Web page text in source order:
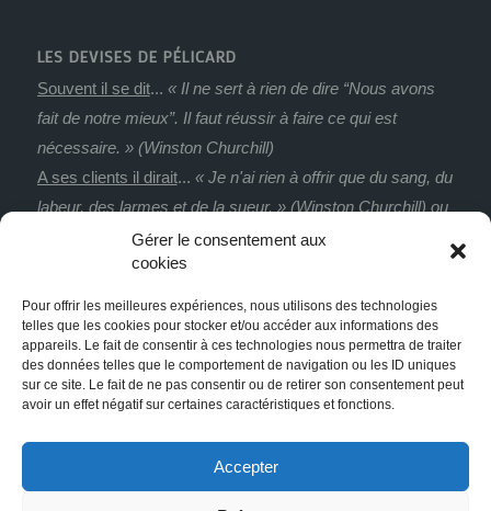
Gérer le consentement aux
cookies
Pour offrir les meilleures expériences, nous utilisons des technologies
telles que les cookies pour stocker et/ou accéder aux informations des
appareils. Le fait de consentir à ces technologies nous permettra de traiter
des données telles que le comportement de navigation ou les ID uniques
sur ce site. Le fait de ne pas consentir ou de retirer son consentement peut
avoir un effet négatif sur certaines caractéristiques et fonctions.
Accepter
LES DEVISES DE PÉLICARD
Souvent il se dit... « Il ne sert à rien de dire “Nous avons
fait de notre mieux”. Il faut réussir à faire ce qui est
nécessaire. » (Winston Churchill)
A ses clients il dirait... « Je n'ai rien à offrir que du sang, du
labeur, des larmes et de la sueur. » (Winston Churchill) ou
« Dans le noir, toutes les couleurs s’accordent. » (Francis
...
d’avis. Pourvu que ce soit dans le bon sens. » (Winston
Churchill)
La satisfaction ultime...« Il y a des jours où je pense que
je vais mourir d'une overdose d'autosatisfaction. »
(Salvador Dali)